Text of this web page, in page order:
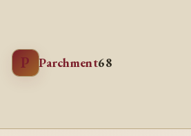
P Parchment68